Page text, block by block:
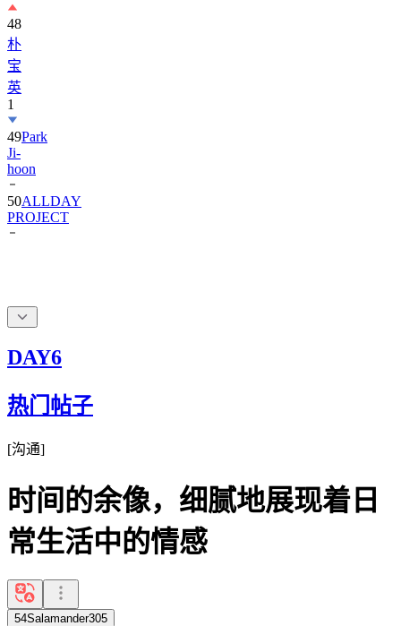
48
朴
宝
英
1
49Park
Ji-
hoon
50ALLDAY
PROJECT
DAY6
热门帖子
[沟通]
时间的余像，细腻地展现着日
常生活中的情感
54Salamander305